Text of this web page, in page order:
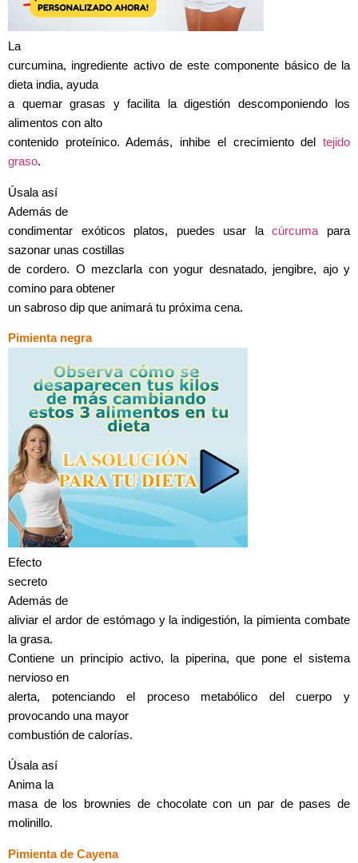
La
curcumina, ingrediente activo de este componente básico de la
dieta india, ayuda
a quemar grasas y facilita la digestión descomponiendo los
alimentos con alto
contenido proteínico. Además, inhibe el crecimiento del
tejido
graso.
Úsala así
Además de
condimentar exóticos platos, puedes usar lacúrcuma para
sazonar unas costillas
de cordero. O mezclarla con yogur desnatado, jengibre, ajo y
comino para obtener
un sabroso dip que animará tu próxima cena.
Pimienta negra
Efecto
secreto
Además de
aliviar el ardor de estómago y la indigestión, la pimienta combate
la grasa.
Contiene un principio activo, la piperina, que pone el sistema
nervioso en
alerta, potenciando el proceso metabólico del cuerpo y
provocando una mayor
combustión de calorías.
Úsala así
Anima la
masa de los brownies de chocolate con un par de pases de
molinillo.
Pimienta de Cayena